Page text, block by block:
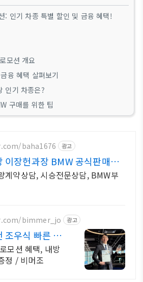
: 인기 차종 특별 할인 및 금융 혜택!
모션 개요
융 혜택 살펴보기
인기 차종은?
구매를 위한 팁
baha1676 광고
이장헌과장 BMW 공식판매직
계약상담, 시승전문상담, BMW부
bimmer_jo 광고
조우식 빠른 출
모션 혜택, 내방
정 / 비머조